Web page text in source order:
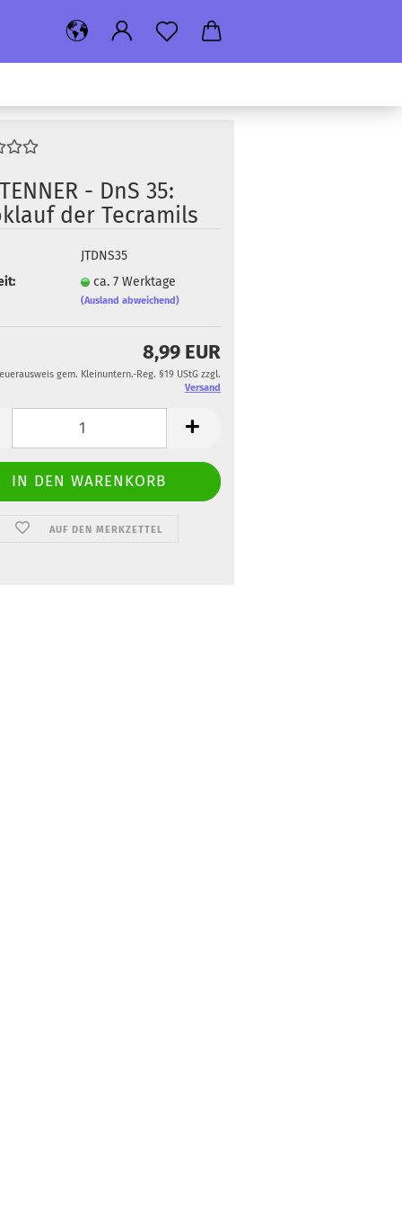
- DnS 35:
der Te­cra­mils
JTDNS35
ca. 7 Werktage
(Ausland abweichend)
8,99 EUR
gem. Kleinuntern.-Reg. §19 UStG zzgl.
Versand
AUF DEN MERKZETTEL